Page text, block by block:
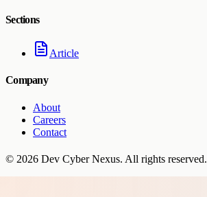
Sections
Article
Company
About
Careers
Contact
© 2026 Dev Cyber Nexus. All rights reserved.